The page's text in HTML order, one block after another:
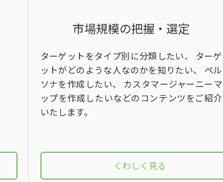
市場規模の把握・選定
ターゲットをタイプ別に分類したい、 ターゲ
ットがどのような人なのかを知りたい、 ペル
ソナを作成したい、 カスタマージャーニーマ
ップを作成したいなどのコンテンツをご紹介
いたします。
くわしく見る